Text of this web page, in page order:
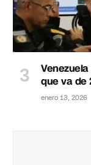
que va de
enero 13, 2026